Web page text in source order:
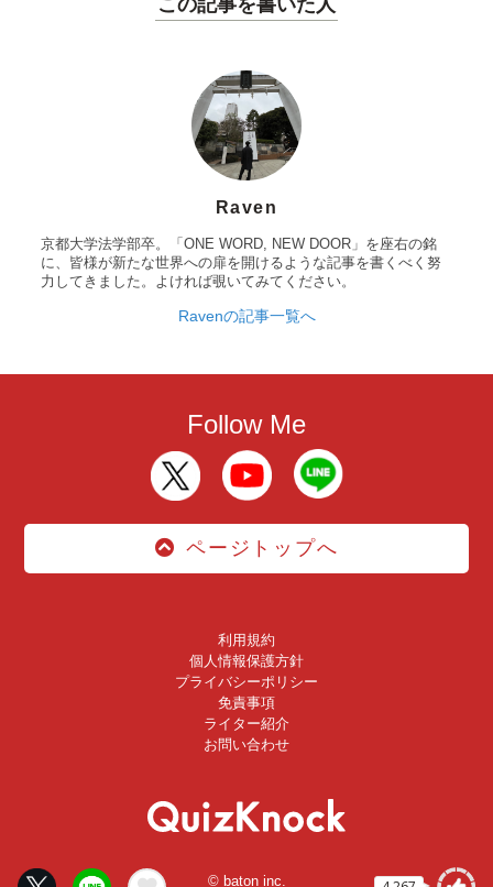
この記事を書いた人
Raven
京都大学法学部卒。「ONE WORD, NEW DOOR」を座右の銘
に、皆様が新たな世界への扉を開けるような記事を書くべく努
力してきました。よければ覗いてみてください。
Ravenの記事一覧へ
Follow Me
ページトップへ
利用規約
個人情報保護方針
プライバシーポリシー
免責事項
ライター紹介
お問い合わせ
© baton inc.